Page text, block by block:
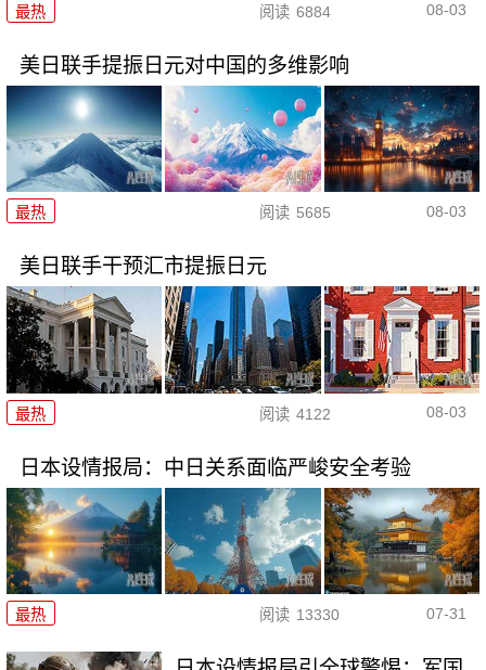
最热 阅读 6884 08-03
美日联手提振日元对中国的多维影响
最热 阅读 5685 08-03
美日联手干预汇市提振日元
最热 阅读 4122 08-03
日本设情报局：中日关系面临严峻安全考验
最热 阅读 13330 07-31